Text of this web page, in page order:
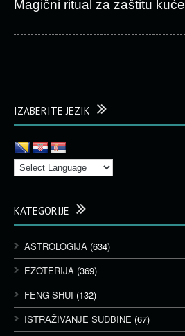
Magični ritual za zaštitu kuće
IZABERITE JEZIK
KATEGORIJE
ASTROLOGIJA (634)
EZOTERIJA (369)
FENG SHUI (132)
ISTRAŽIVANJE SUDBINE (67)